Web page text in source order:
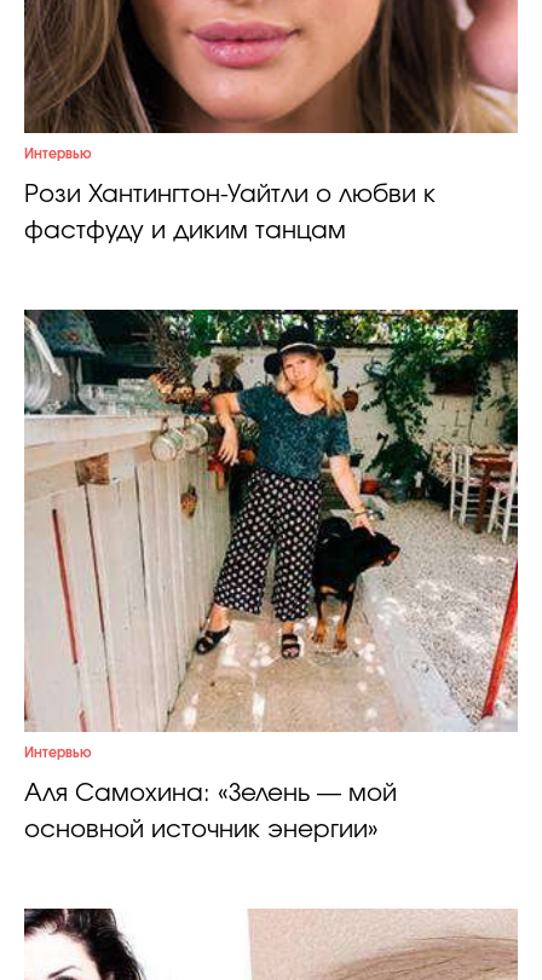
Интервью
Рози Хантингтон-Уайтли о любви к
фастфуду и диким танцам
Интервью
Аля Самохина: «Зелень — мой
основной источник энергии»